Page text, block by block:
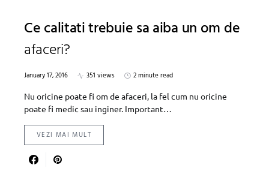
Ce calitati trebuie sa aiba un om de
afaceri?
January 17, 2016 351 views
2 minute read
Nu oricine poate fi om de afaceri, la fel cum nu oricine
poate fi medic sau inginer. Important…
VEZI MAI MULT